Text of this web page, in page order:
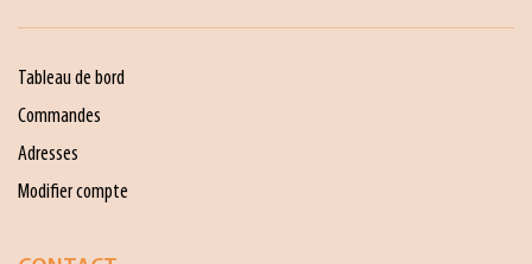
Tableau de bord
Commandes
Adresses
Modifier compte